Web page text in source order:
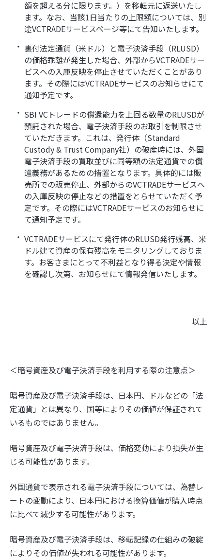
額を超える分に限ります。）を移転元に返送いたし
ます。なお、当該1日当たりの上限額については、別
途VCTRADEサービスページ等にて告知いたします。
裏付法定通貨（米ドル）と電子決済手段（RLUSD）
の価格乖離が発生した場合、外部からVCTRADEサー
ビスへの入庫反映を停止させていただくことがあり
ます。その際にはVCTRADEサービスのお知らせにて
通知予定です。
SBI VCトレードの償還能力を上回る数量のRLUSDが
預託された場合、電子決済手段のお取引を制限させ
ていただきます。これは、発行体（Standard
Custody & Trust Company社）の破産時には、外国
電子決済手段の買取並びに同等額の法定通貨での償
還義務があるための措置となります。具体的には販
売所での販売停止、外部からのVCTRADEサービスへ
の入庫反映の停止などの措置をとらせていただく予
定です。その際にはVCTRADEサービスのお知らせに
て通知予定です。
VCTRADEサービスにて発行体のRLUSD発行残高、米
ドル建て資産の保有残高をモニタリングしておりま
す。お客さまにとって不利益となり得る決定や情報
を確認し次第、お知らせにて情報発信いたします。
以上
＜暗号資産及び電子決済手段を利用する際の注意点＞
暗号資産及び電子決済手段は、日本円、ドルなどの「法
定通貨」とは異なり、国等によりその価値が保証されて
いるものではありません。
暗号資産及び電子決済手段は、価格変動により損失が生
じる可能性があります。
外国通貨で表示される電子決済手段については、為替レ
ートの変動により、日本円における換算価値が購入時点
に比べて減少する可能性があります。
暗号資産及び電子決済手段は、移転記録の仕組みの破綻
によりその価値が失われる可能性があります。